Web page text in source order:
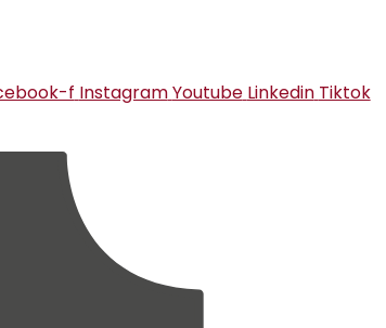
f InstagramYoutube Linkedin Tiktok